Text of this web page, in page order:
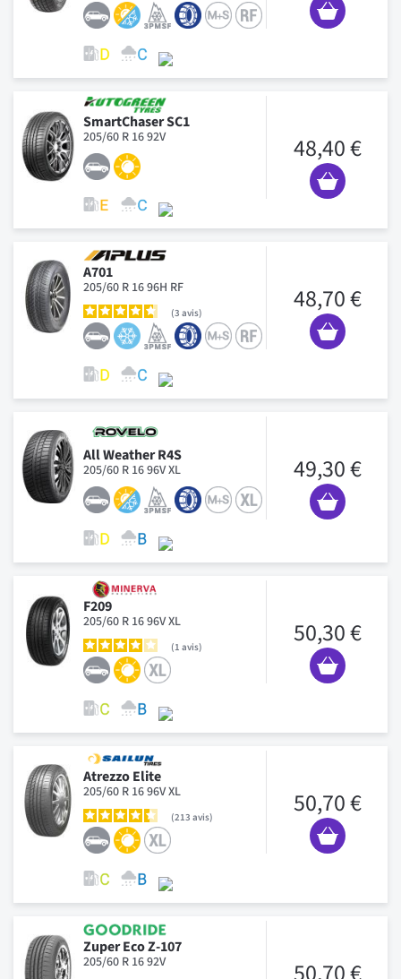
SmartChaser SC1
205/60 R 16 92V 48,40 €
A701
205/60 R 16 96H RF
3 avis 48,70 €
All Weather R4S
205/60 R 16 96V XL 49,30 €
F209
205/60 R 16 96V XL
1 avis 50,30 €
Atrezzo Elite
205/60 R 16 96V XL
213 avis 50,70 €
Zuper Eco Z-107
205/60 R 16 92V